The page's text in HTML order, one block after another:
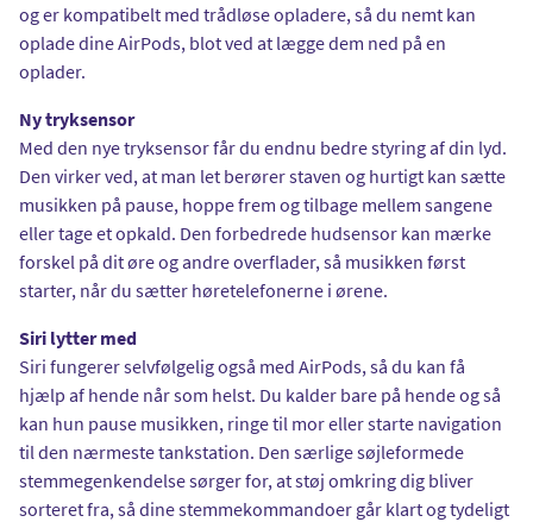
og er kompatibelt med trådløse opladere, så du nemt kan
oplade dine AirPods, blot ved at lægge dem ned på en
oplader.
Ny tryksensor
Med den nye tryksensor får du endnu bedre styring af din lyd.
Den virker ved, at man let berører staven og hurtigt kan sætte
musikken på pause, hoppe frem og tilbage mellem sangene
eller tage et opkald. Den forbedrede hudsensor kan mærke
forskel på dit øre og andre overflader, så musikken først
starter, når du sætter høretelefonerne i ørene.
Siri lytter med
Siri fungerer selvfølgelig også med AirPods, så du kan få
hjælp af hende når som helst. Du kalder bare på hende og så
kan hun pause musikken, ringe til mor eller starte navigation
til den nærmeste tankstation. Den særlige søjleformede
stemmegenkendelse sørger for, at støj omkring dig bliver
sorteret fra, så dine stemmekommandoer går klart og tydeligt